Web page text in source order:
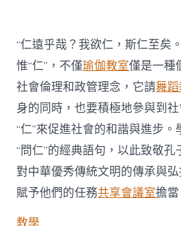
“仁遠乎哉？我欲仁，斯仁至矣
惟“仁”，不僅瑜伽教室僅是一種
社會倫理和政管理念，它請舞
身的同時，也要積極地參與到
“仁”來促進社會的和諧與進步
“問仁”的經典語句，以此致敬
對中華優秀傳統文明的傳承與
賦予他們的任務共享會議室擔當